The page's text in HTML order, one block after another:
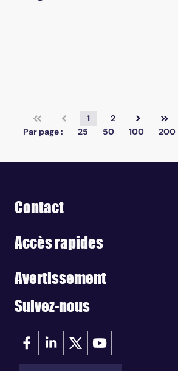
1 2
Par page :
25 50 100 200
Contact
Accès rapides
Avertissement
Suivez-nous